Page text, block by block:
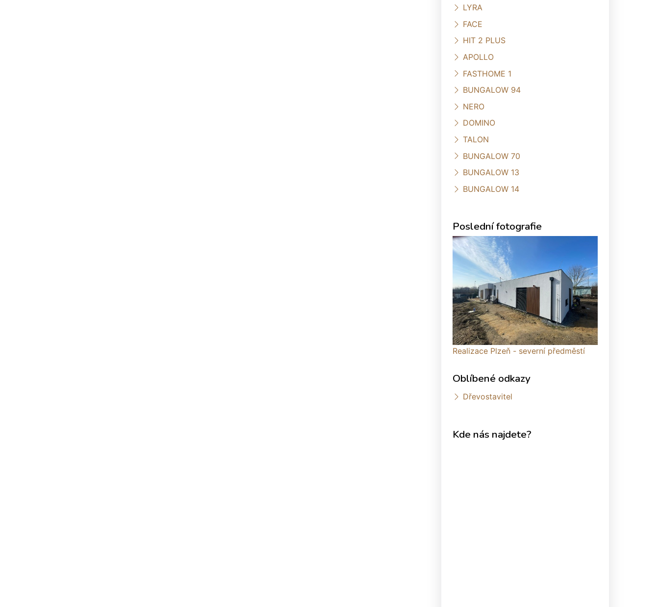
LYRA
FACE
HIT 2 PLUS
APOLLO
FASTHOME 1
BUNGALOW 94
NERO
DOMINO
TALON
BUNGALOW 70
BUNGALOW 13
BUNGALOW 14
Poslední fotografie
Realizace Plzeň - severní předměstí
Oblíbené odkazy
Dřevostavitel
Kde nás najdete?